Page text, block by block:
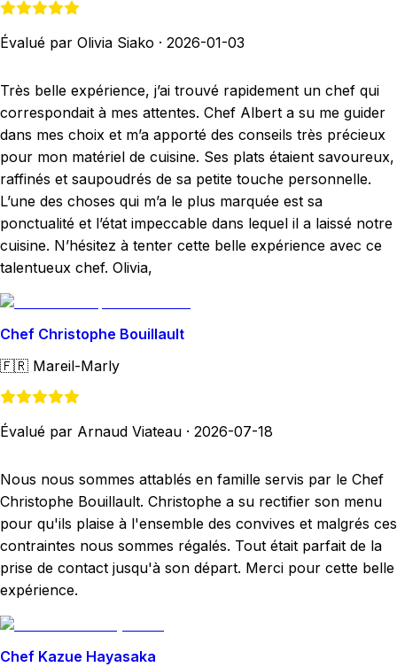
Évalué par Olivia Siako · 2026-01-03
Très belle expérience, j’ai trouvé rapidement un chef qui
correspondait à mes attentes. Chef Albert a su me guider
dans mes choix et m’a apporté des conseils très précieux
pour mon matériel de cuisine. Ses plats étaient savoureux,
raffinés et saupoudrés de sa petite touche personnelle.
L’une des choses qui m’a le plus marquée est sa
ponctualité et l’état impeccable dans lequel il a laissé notre
cuisine. N’hésitez à tenter cette belle expérience avec ce
talentueux chef. Olivia,
Chef Christophe Bouillault
🇫🇷 Mareil-Marly
Évalué par Arnaud Viateau · 2026-07-18
Nous nous sommes attablés en famille servis par le Chef
Christophe Bouillault. Christophe a su rectifier son menu
pour qu'ils plaise à l'ensemble des convives et malgrés ces
contraintes nous sommes régalés. Tout était parfait de la
prise de contact jusqu'à son départ. Merci pour cette belle
expérience.
Chef Kazue Hayasaka